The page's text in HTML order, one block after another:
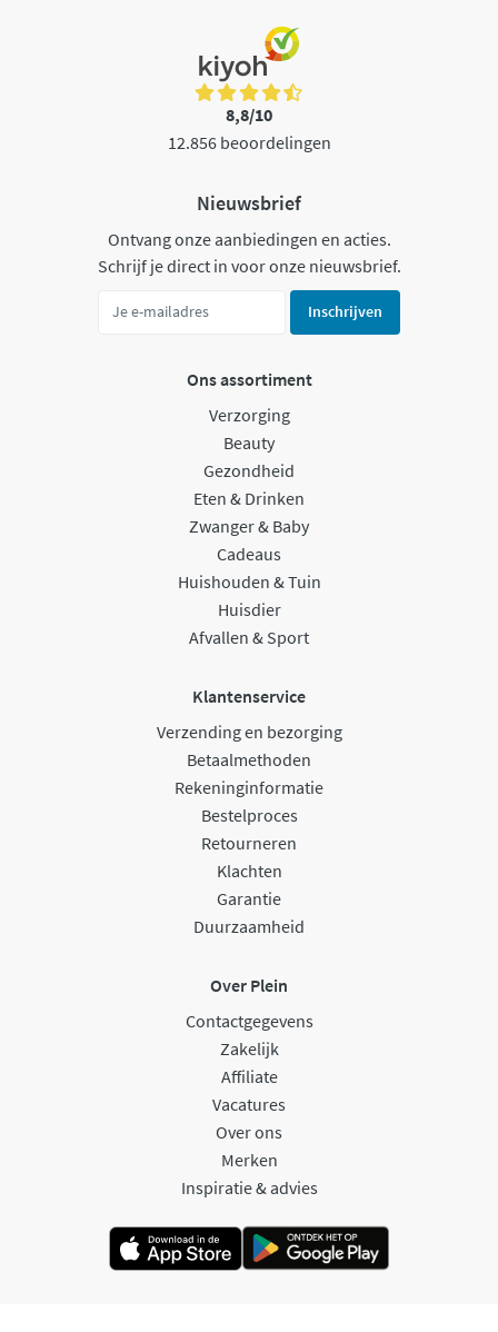
8,8/10
12.856 beoordelingen
Nieuwsbrief
Ontvang onze aanbiedingen en acties.
Schrijf je direct in voor onze nieuwsbrief.
Inschrijven
Ons assortiment
Verzorging
Beauty
Gezondheid
Eten & Drinken
Zwanger & Baby
Cadeaus
Huishouden & Tuin
Huisdier
Afvallen & Sport
Klantenservice
Verzending en bezorging
Betaalmethoden
Rekeninginformatie
Bestelproces
Retourneren
Klachten
Garantie
Duurzaamheid
Over Plein
Contactgegevens
Zakelijk
Affiliate
Vacatures
Over ons
Merken
Inspiratie & advies